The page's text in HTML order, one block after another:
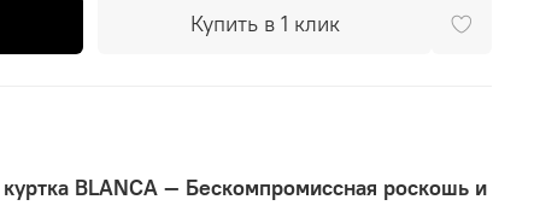
Купить в 1 клик
BLANCA — Бескомпромиссная роскошь и